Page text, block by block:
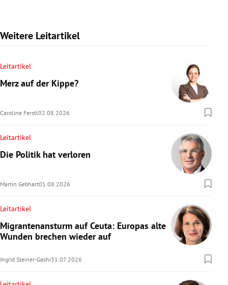
Weitere Leitartikel
Leitartikel
Merz auf der Kippe?
Caroline Ferstl02.08.2026
Leitartikel
Die Politik hat verloren
Martin Gebhart01.08.2026
Leitartikel
Migrantenansturm auf Ceuta: Europas alte
Wunden brechen wieder auf
Ingrid Steiner-Gashi31.07.2026